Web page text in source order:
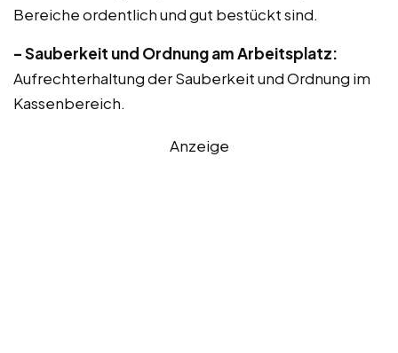
Bereiche ordentlich und gut bestückt sind.
– Sauberkeit und Ordnung am Arbeitsplatz:
Aufrechterhaltung der Sauberkeit und Ordnung im
Kassenbereich.
Anzeige